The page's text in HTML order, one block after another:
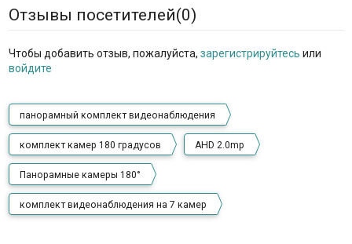
Отзывы посетителей(0)
Чтобы добавить отзыв, пожалуйста, зарегистрируйтесь или
войдите
панорамный комплект видеонаблюдения
комплект камер 180 градусов AHD 2.0mp
Панорамные камеры 180°
комплект видеонаблюдения на 7 камер